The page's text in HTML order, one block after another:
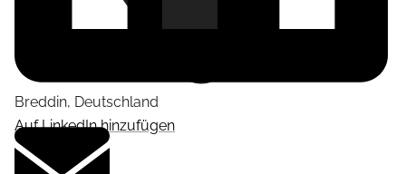
Auf LinkedIn hinzufügen
Breddin, Deutschland